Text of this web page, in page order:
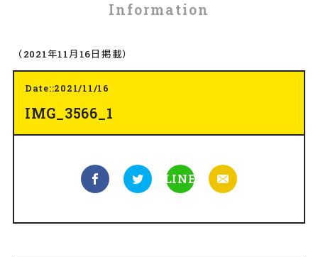
Information
（2021年11月16日掲載）
Date::2021/11/16
IMG_3566_1
LINE